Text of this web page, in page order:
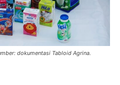
dokumentasi Tabloid Agrina.